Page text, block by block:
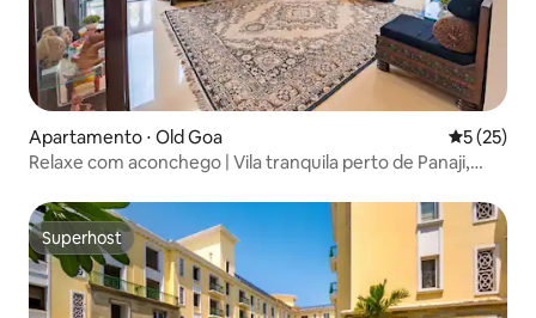
Apartamento ⋅ Old Goa 5 de uma
5 (25)
Relaxe com aconchego | Vila tranquila perto de Panaji,
Superhost
Superhost